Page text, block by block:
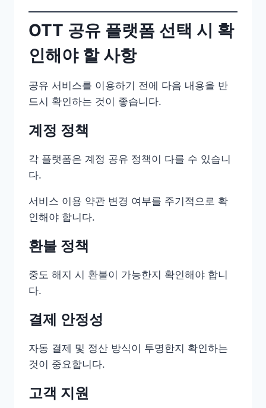
OTT 공유 플랫폼 선택 시 확
인해야 할 사항
공유 서비스를 이용하기 전에 다음 내용을 반
드시 확인하는 것이 좋습니다.
계정 정책
각 플랫폼은 계정 공유 정책이 다를 수 있습니
다.
서비스 이용 약관 변경 여부를 주기적으로 확
인해야 합니다.
환불 정책
중도 해지 시 환불이 가능한지 확인해야 합니
다.
결제 안정성
자동 결제 및 정산 방식이 투명한지 확인하는
것이 중요합니다.
고객 지원